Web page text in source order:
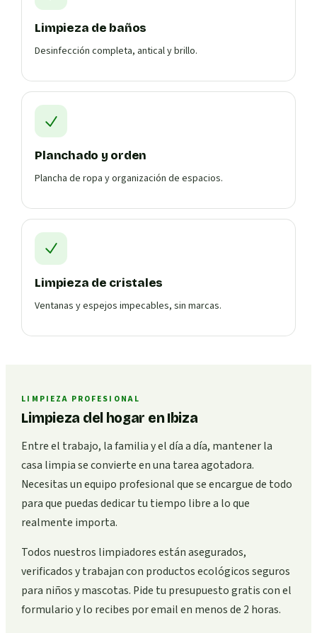
Limpieza de baños
Desinfección completa, antical y brillo.
Planchado y orden
Plancha de ropa y organización de espacios.
Limpieza de cristales
Ventanas y espejos impecables, sin marcas.
LIMPIEZA PROFESIONAL
Limpieza del hogar en Ibiza
Entre el trabajo, la familia y el día a día, mantener la
casa limpia se convierte en una tarea agotadora.
Necesitas un equipo profesional que se encargue de todo
para que puedas dedicar tu tiempo libre a lo que
realmente importa.
Todos nuestros limpiadores están asegurados,
verificados y trabajan con productos ecológicos seguros
para niños y mascotas. Pide tu presupuesto gratis con el
formulario y lo recibes por email en menos de 2 horas.